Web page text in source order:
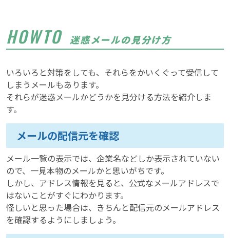
HOWTO 迷惑メールの見分け方
いろいろと対策をしても、それらをかいくぐって受信して
しまうメールもあります。
それらが迷惑メールかどうかを見分ける方法を紹介しま
す。
メールの配信元を確認
メール一覧の表示では、企業名などしか表示されていない
ので、一見本物のメールかと思いがちです。
しかし、アドレス情報を見ると、公式なメールアドレスで
はないことがすぐにわかります。
怪しいと思った場合は、きちんと配信元のメールアドレス
を確認するようにしましょう。